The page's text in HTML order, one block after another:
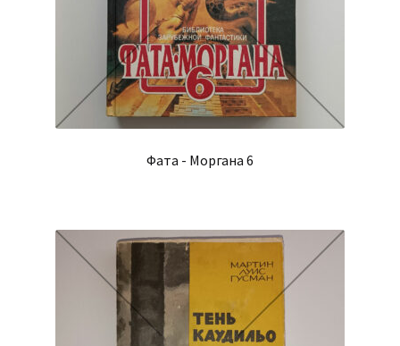
Фата - Моргана 6